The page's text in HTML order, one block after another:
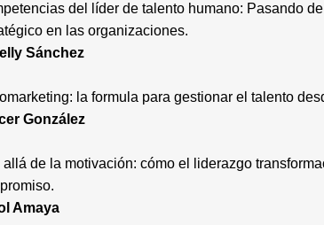
del líder de talento humano: Pasando
en las organizaciones.
Sánchez
la formula para gestionar el talento
González
allá de la motivación: cómo el liderazgo
Amaya